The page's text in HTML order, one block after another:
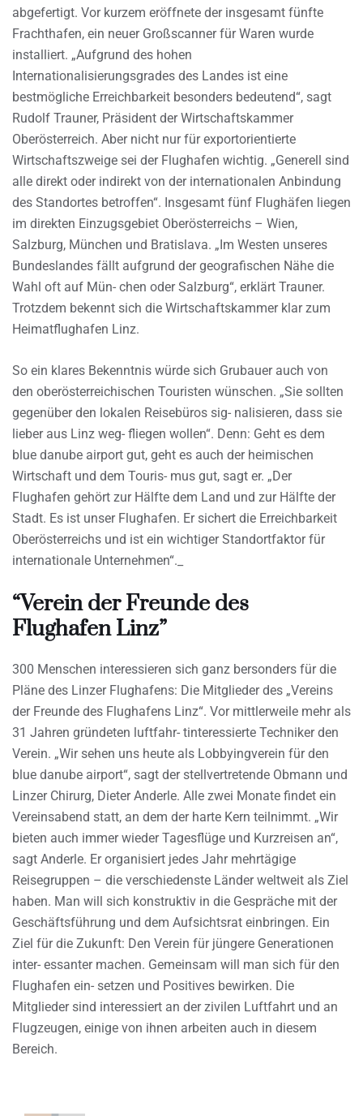
abgefertigt. Vor kurzem eröffnete der insgesamt fünfte
Frachthafen, ein neuer Großscanner für Waren wurde
installiert. „Aufgrund des hohen
Internationalisierungsgrades des Landes ist eine
bestmögliche Erreichbarkeit besonders bedeutend“, sagt
Rudolf Trauner, Präsident der Wirtschaftskammer
Oberösterreich. Aber nicht nur für exportorientierte
Wirtschaftszweige sei der Flughafen wichtig. „Generell sind
alle direkt oder indirekt von der internationalen Anbindung
des Standortes betroffen“. Insgesamt fünf Flughäfen liegen
im direkten Einzugsgebiet Oberösterreichs – Wien,
Salzburg, München und Bratislava. „Im Westen unseres
Bundeslandes fällt aufgrund der geografischen Nähe die
Wahl oft auf Mün- chen oder Salzburg“, erklärt Trauner.
Trotzdem bekennt sich die Wirtschaftskammer klar zum
Heimatflughafen Linz.
So ein klares Bekenntnis würde sich Grubauer auch von
den oberösterreichischen Touristen wünschen. „Sie sollten
gegenüber den lokalen Reisebüros sig- nalisieren, dass sie
lieber aus Linz weg- fliegen wollen“. Denn: Geht es dem
blue danube airport gut, geht es auch der heimischen
Wirtschaft und dem Touris- mus gut, sagt er. „Der
Flughafen gehört zur Hälfte dem Land und zur Hälfte der
Stadt. Es ist unser Flughafen. Er sichert die Erreichbarkeit
Oberösterreichs und ist ein wichtiger Standortfaktor für
internationale Unternehmen“._
“Verein der Freunde des
Flughafen Linz”
300 Menschen interessieren sich ganz bersonders für die
Pläne des Linzer Flughafens: Die Mitglieder des „Vereins
der Freunde des Flughafens Linz“. Vor mittlerweile mehr als
31 Jahren gründeten luftfahr- tinteressierte Techniker den
Verein. „Wir sehen uns heute als Lobbyingverein für den
blue danube airport“, sagt der stellvertretende Obmann und
Linzer Chirurg, Dieter Anderle. Alle zwei Monate findet ein
Vereinsabend statt, an dem der harte Kern teilnimmt. „Wir
bieten auch immer wieder Tagesflüge und Kurzreisen an“,
sagt Anderle. Er organisiert jedes Jahr mehrtägige
Reisegruppen – die verschiedenste Länder weltweit als Ziel
haben. Man will sich konstruktiv in die Gespräche mit der
Geschäftsführung und dem Aufsichtsrat einbringen. Ein
Ziel für die Zukunft: Den Verein für jüngere Generationen
inter- essanter machen. Gemeinsam will man sich für den
Flughafen ein- setzen und Positives bewirken. Die
Mitglieder sind interessiert an der zivilen Luftfahrt und an
Flugzeugen, einige von ihnen arbeiten auch in diesem
Bereich.